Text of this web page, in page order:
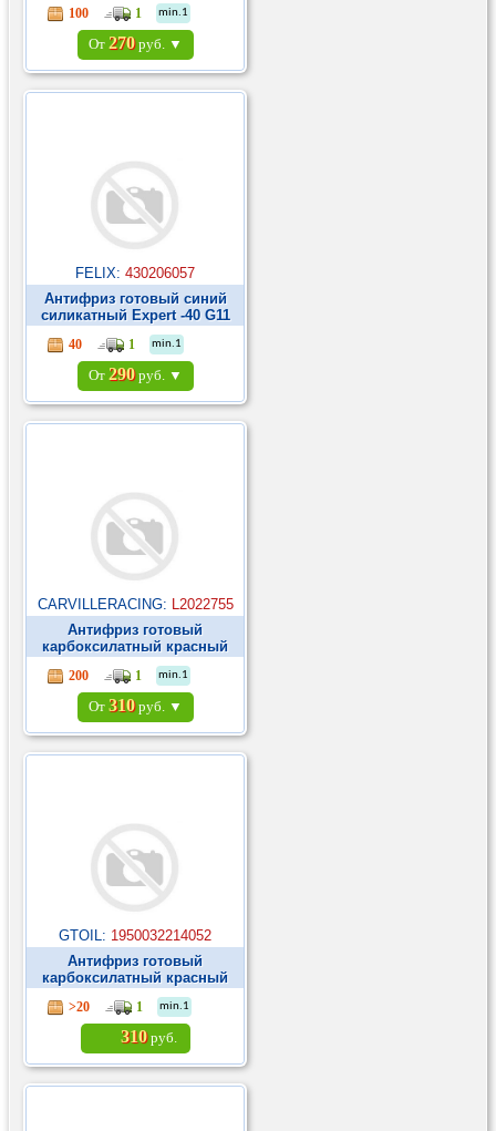
100 1 min.1
От 270руб. ▼
FELIX: 430206057
Антифриз готовый синий
силикатный Expert -40 G11
1кг ►
40 1 min.1
От 290руб. ▼
CARVILLERACING: L2022755
Антифриз готовый
карбоксилатный красный
OAT G12+ -40°С 0,94л ►
200 1 min.1
От 310руб. ▼
GTOIL: 1950032214052
Антифриз готовый
карбоксилатный красный
Polarcool Extra G12 1кг ►
>20 1 min.1
310руб.